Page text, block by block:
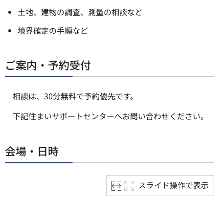
土地、建物の調査、測量の相談など
境界確定の手順など
ご案内・予約受付
相談は、30分無料で予約優先です。
下記住まいサポートセンターへお問い合わせください。
会場・日時
スライド操作で表示